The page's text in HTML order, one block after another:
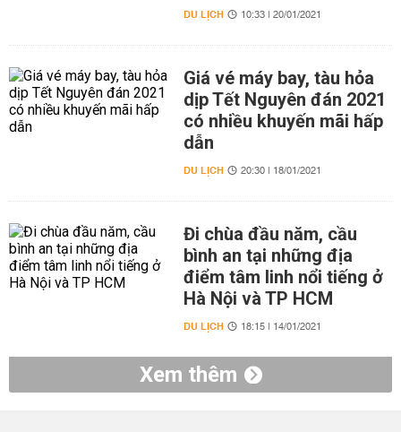
DU LỊCH 10:33 | 20/01/2021
Giá vé máy bay, tàu hỏa
dịp Tết Nguyên đán 2021
có nhiều khuyến mãi hấp
dẫn
DU LỊCH 20:30 | 18/01/2021
Đi chùa đầu năm, cầu
bình an tại những địa
điểm tâm linh nổi tiếng ở
Hà Nội và TP HCM
DU LỊCH 18:15 | 14/01/2021
Xem thêm